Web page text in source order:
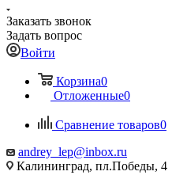
Заказать звонок
Задать вопрос
Войти
Корзина0
Отложенные0
Сравнение товаров0
andrey_lep@inbox.ru
Калининград, пл.Победы, 4